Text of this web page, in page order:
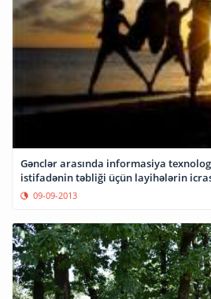
Gənclər arasında informasiya
istifadənin təbliği üçün layihələrin
09-09-2013